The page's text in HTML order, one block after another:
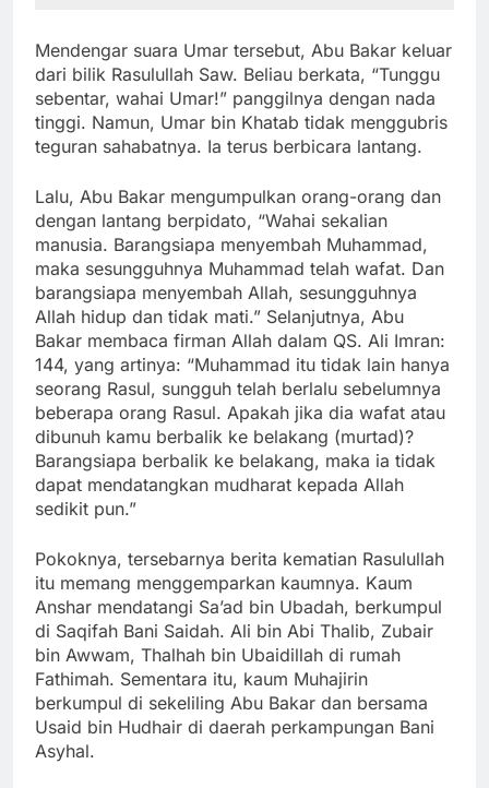
Mendengar suara Umar tersebut, Abu Bakar keluar
dari bilik Rasulullah Saw. Beliau berkata, “Tunggu
sebentar, wahai Umar!” panggilnya dengan nada
tinggi. Namun, Umar bin Khatab tidak menggubris
teguran sahabatnya. Ia terus berbicara lantang.
Lalu, Abu Bakar mengumpulkan orang-orang dan
dengan lantang berpidato, “Wahai sekalian
manusia. Barangsiapa menyembah Muhammad,
maka sesungguhnya Muhammad telah wafat. Dan
barangsiapa menyembah Allah, sesungguhnya
Allah hidup dan tidak mati.” Selanjutnya, Abu
Bakar membaca firman Allah dalam QS. Ali Imran:
144, yang artinya: “Muhammad itu tidak lain hanya
seorang Rasul, sungguh telah berlalu sebelumnya
beberapa orang Rasul. Apakah jika dia wafat atau
dibunuh kamu berbalik ke belakang (murtad)?
Barangsiapa berbalik ke belakang, maka ia tidak
dapat mendatangkan mudharat kepada Allah
sedikit pun.”
Pokoknya, tersebarnya berita kematian Rasulullah
itu memang menggemparkan kaumnya. Kaum
Anshar mendatangi Sa’ad bin Ubadah, berkumpul
di Saqifah Bani Saidah. Ali bin Abi Thalib, Zubair
bin Awwam, Thalhah bin Ubaidillah di rumah
Fathimah. Sementara itu, kaum Muhajirin
berkumpul di sekeliling Abu Bakar dan bersama
Usaid bin Hudhair di daerah perkampungan Bani
Asyhal.